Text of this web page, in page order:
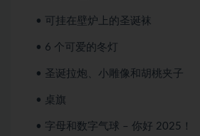
• 可挂在壁炉上的圣诞袜
• 6 个可爱的冬灯
• 圣诞拉炮、小雕像和胡桃夹子
• 桌旗
• 字母和数字气球 – 你好 2025！